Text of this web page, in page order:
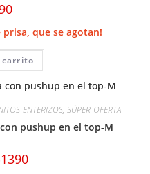
que se agotan!
carrito
ENTERIZOS, SÚPER-OFERTA
pushup en el top-M
1390El
precio